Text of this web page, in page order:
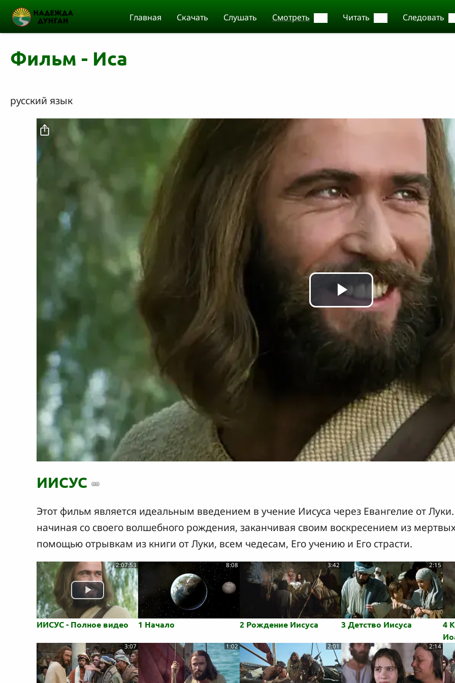
Перейти к основному содержанию
Главная Скачать Слушать Смотреть Читать Следовать
Фильм - Исa
pусский язык
видео
ИИСУС
Этот фильм является идеальным введением в учение Иисуса через Евангелие от
начиная со своего волшебного рождения, заканчивая своим воскресением из
помощью отрывкам из книги от Луки, всем чедесам, Его учению и Его страсти.
2:07:53
ИИСУС - Полное видео
8:08
1 Начало
3:42
2 Рождение Иисуса
2:15
3 Детство Иисуса
4
3:07 1:02 2:01 2:14